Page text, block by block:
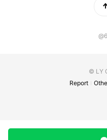
© LY
Report